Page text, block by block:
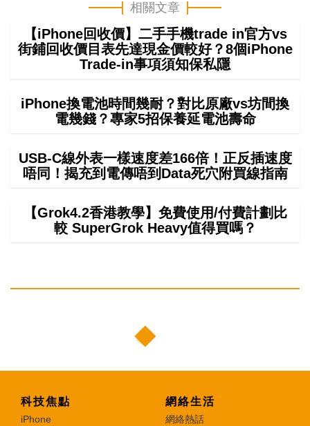
相關文章
【iPhone回收價】二手手機trade in官方vs
街鋪回收價目表先達現金價較好？8個iPhone
Trade-in事項須知保私隱
iPhone換電池時間幾耐？對比原廠vs坊間換
電幾錢？專家5招保養延電池壽命
USB-C線外表一樣速度差166倍！正反插速度
唔同！揭充到電傳唔到Data死穴附買線指南
【Grok4.2香港教學】免費使用/付費計劃比
較 SuperGrok Heavy值得買嗎？
科技焦點
iPhone
網絡生活
網絡熱話